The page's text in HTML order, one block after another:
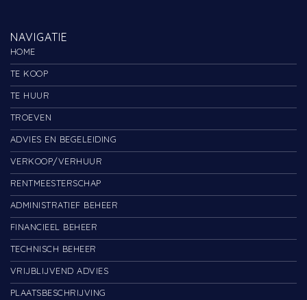
NAVIGATIE
HOME
TE KOOP
TE HUUR
TROEVEN
ADVIES EN BEGELEIDING
VERKOOP/VERHUUR
RENTMEESTERSCHAP
ADMINISTRATIEF BEHEER
FINANCIEEL BEHEER
TECHNISCH BEHEER
VRIJBLIJVEND ADVIES
PLAATSBESCHRIJVING